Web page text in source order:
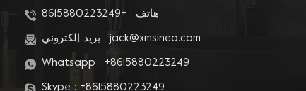
هاتف : +8615880223249
بريد إلكتروني :jack@xmsineo.com
Whatsapp : +8615880223249
Skype : +8615880223249